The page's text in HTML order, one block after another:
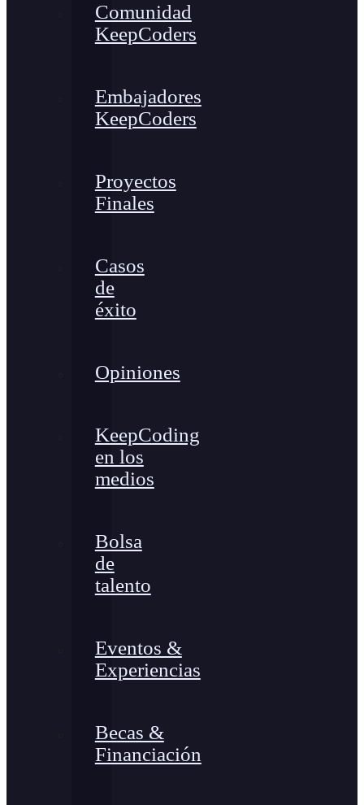
Comunidad
KeepCoders
Embajadores
KeepCoders
Proyectos
Finales
Casos
de
éxito
Opiniones
KeepCoding
en los
medios
Bolsa
de
talento
Eventos &
Experiencias
Becas &
Financiación